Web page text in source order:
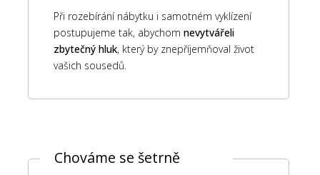
Při rozebírání nábytku i samotném vyklízení
postupujeme tak, abychom nevytvářeli
zbytečný hluk, který by znepříjemňoval život
vašich sousedů.
Chováme se šetrně